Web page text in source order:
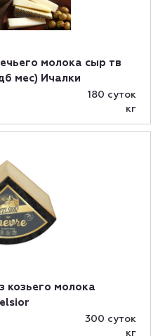
молока сыр тв
мес) Ичалки
180 суток
кг
козьего молока
300 суток
кг